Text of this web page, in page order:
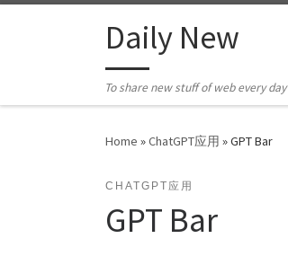
Skip to contentDaily New
To share new stuff of web every day
Home »ChatGPT应用 »GPT Bar
CHATGPT应用
GPT Bar